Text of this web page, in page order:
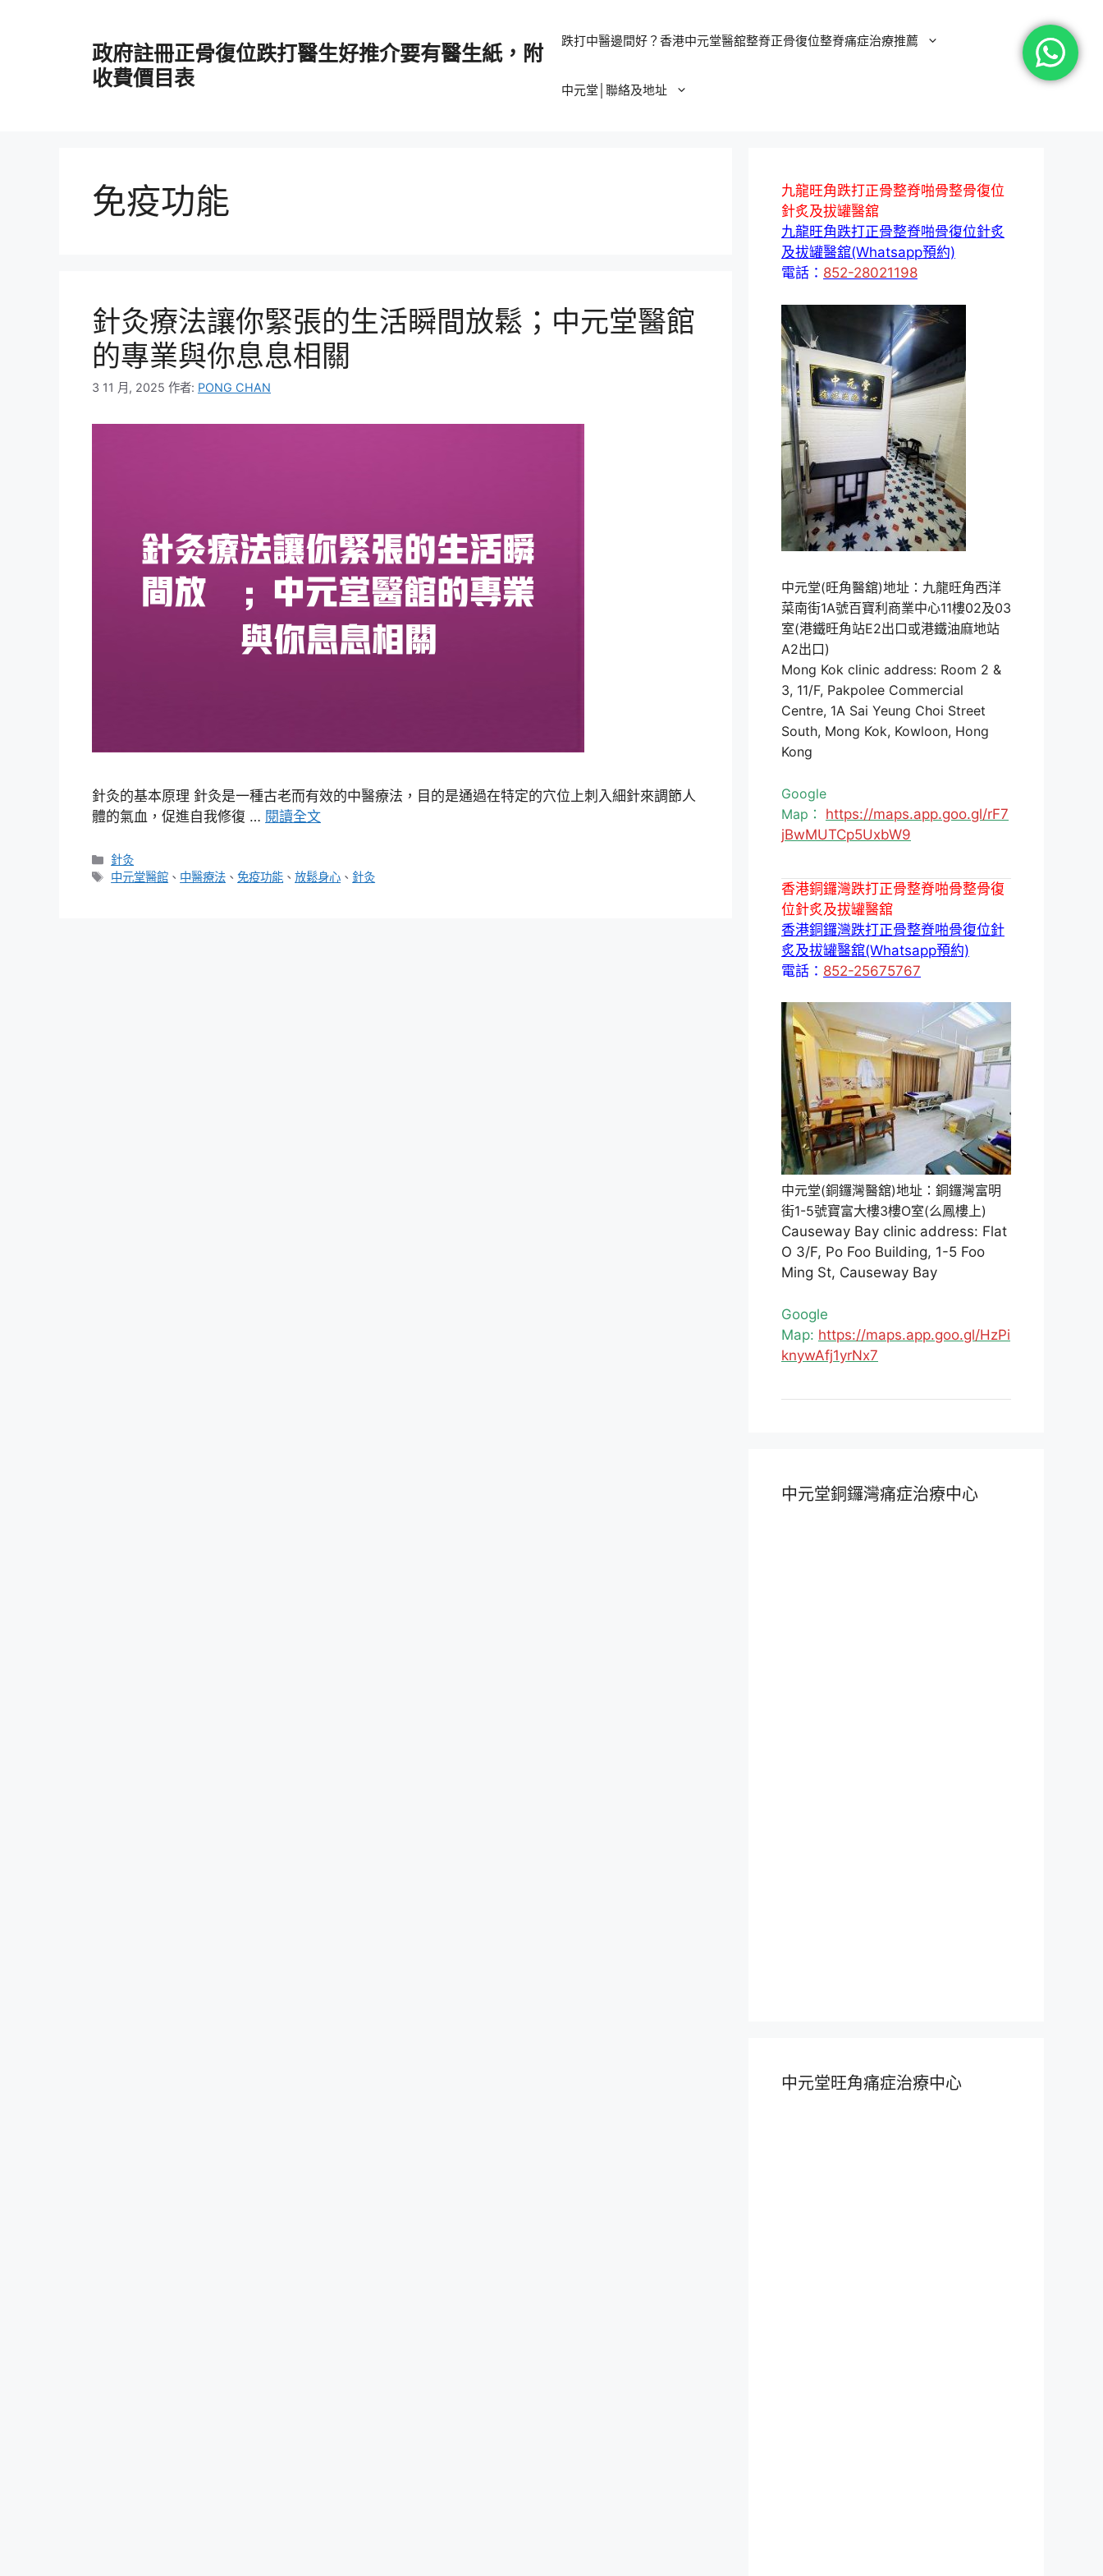
政府註冊正骨復位跌打醫生好推介要有醫生紙，附
收費價目表
跌打中醫邊間好？香港中元堂醫舘整脊正骨復位整脊痛症治療推薦
中元堂│聯絡及地址
免疫功能
針灸療法讓你緊張的生活瞬間放鬆；中元堂醫館
的專業與你息息相關
3 11 月, 2025 作者: PONG CHAN
針灸的基本原理 針灸是一種古老而有效的中醫療法，目的是通過在特定的穴位上刺入細針來調節人
體的氣血，促進自我修復 … 閱讀全文
分
類
針灸
標
中元堂醫館 、 中醫療法 、免疫功能 、放鬆身心 、 針灸
九龍旺角跌打正骨整脊啪骨整骨復位
針炙及拔罐醫舘
九龍旺角跌打正骨整脊啪骨復位針炙
及拔罐醫舘(Whatsapp預約)
電話： 852-28021198
中元堂(旺角醫舘)地址：九龍旺角西洋
菜南街1A號百寶利商業中心11樓02及03
室(港鐵旺角站E2出口或港鐵油麻地站
A2出口)
Mong Kok clinic address: Room 2 &
3, 11/F, Pakpolee Commercial
Centre, 1A Sai Yeung Choi Street
South, Mong Kok, Kowloon, Hong
Kong
Google
Map： https://maps.app.goo.gl/rF7
jBwMUTCp5UxbW9
香港銅鑼灣跌打正骨整脊啪骨整骨復
位針炙及拔罐醫舘
香港銅鑼灣跌打正骨整脊啪骨復位針
炙及拔罐醫舘(Whatsapp預約)
電話： 852-25675767
中元堂(銅鑼灣醫舘)地址：銅鑼灣富明
街1-5號寶富大樓3樓O室(么鳳樓上)
Causeway Bay clinic address: Flat
O 3/F, Po Foo Building, 1-5 Foo
Ming St, Causeway Bay
Google
Map: https://maps.app.goo.gl/HzPi
knywAfj1yrNx7
中元堂銅鑼灣痛症治療中心
中元堂旺角痛症治療中心